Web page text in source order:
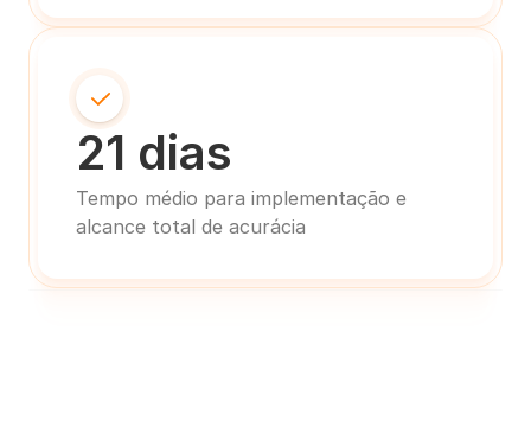
21 dias
Tempo médio para implementação e
alcance total de acurácia